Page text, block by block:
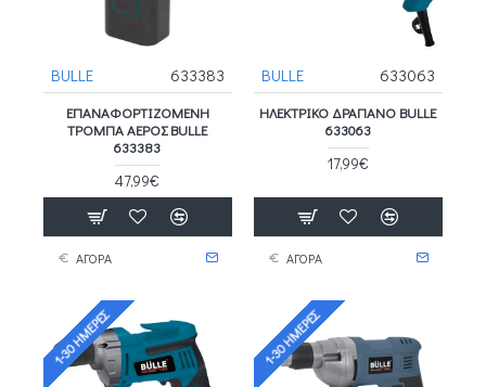
BULLE 633383
ΕΠΑΝΑΦΟΡΤΙΖΟΜΕΝΗ
ΤΡΟΜΠΑ ΑΕΡΟΣ BULLE
633383
47,99€
ΑΓΟΡΑ
BULLE 633063
ΗΛΕΚΤΡΙΚΟ ΔΡΑΠΑΝΟ BULLE
633063
17,99€
ΑΓΟΡΑ
1-30 ΗΜΈΡΕΣ 1-30 ΗΜΈΡΕΣ